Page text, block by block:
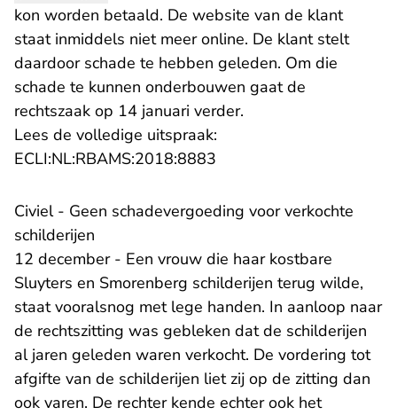
kon worden betaald. De website van de klant
staat inmiddels niet meer online. De klant stelt
daardoor schade te hebben geleden. Om die
schade te kunnen onderbouwen gaat de
rechtszaak op 14 januari verder.
Lees de volledige uitspraak:
ECLI:NL:RBAMS:2018:8883
Civiel - Geen schadevergoeding voor verkochte
schilderijen
12 december - Een vrouw die haar kostbare
Sluyters en Smorenberg schilderijen terug wilde,
staat vooralsnog met lege handen. In aanloop naar
de rechtszitting was gebleken dat de schilderijen
al jaren geleden waren verkocht. De vordering tot
afgifte van de schilderijen liet zij op de zitting dan
ook varen. De rechter kende echter ook het